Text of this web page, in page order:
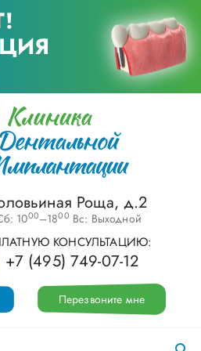
Роща, д.2
1000–1800 Вс: Выходной
КОНСУЛЬТАЦИЮ:
+7 (495) 749-07-12
Перезвоните мне